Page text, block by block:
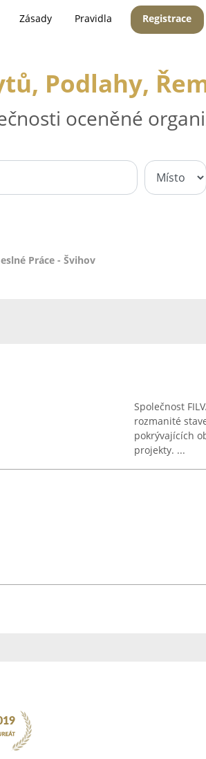
Zásady Pravidla Registrace
Podlahy,
oceněné
Práce - Švihov
Společnost
rozmanité
pokrývajících
projekty. ...